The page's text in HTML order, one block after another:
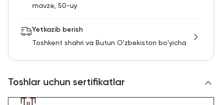
mavze, 50-uy
Yetkazib berish
Toshkent shahri va Butun O'zbekiston bo'yicha
Toshlar uchun sertifikatlar